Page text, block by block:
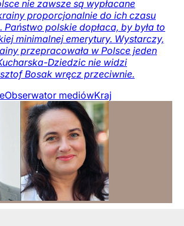
nie zawsze są wypłacane
proporcjonalnie do ich czasu
polskie dopłaca, by była to
minimalnej emerytury. Wystarczy,
przepracowała w Polsce jeden
Dziedzic nie widzi
Bosak wręcz przeciwnie.
Obserwator mediówKraj